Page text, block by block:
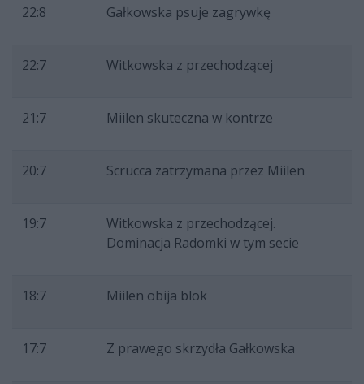
22:8 Gałkowska psuje zagrywkę
22:7 Witkowska z przechodzącej
21:7 Miilen skuteczna w kontrze
20:7 Scrucca zatrzymana przez Miilen
19:7
Witkowska z przechodzącej.
Dominacja Radomki w tym secie
18:7 Miilen obija blok
17:7 Z prawego skrzydła Gałkowska